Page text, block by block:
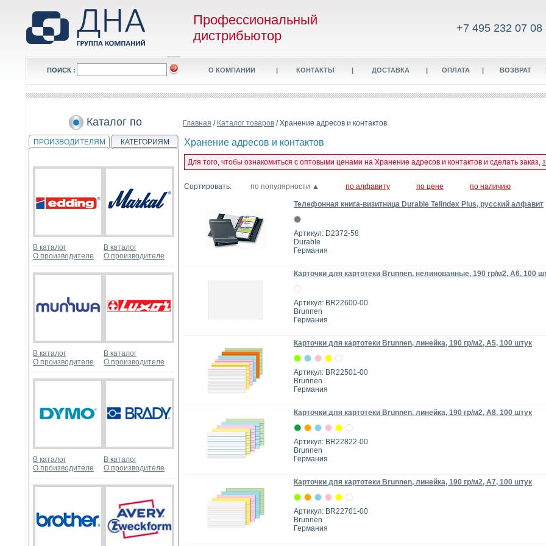
Профессиональный
дистрибьютор
+7 495 232 07 08
ПОИСК : О КОМПАНИИ | КОНТАКТЫ | ДОСТАВКА | ОПЛАТА | ВОЗВРАТ
Каталог по
ПРОИЗВОДИТЕЛЯМ КАТЕГОРИЯМ
В каталог
О производителе
В каталог
О производителе
В каталог
О производителе
В каталог
О производителе
В каталог
О производителе
В каталог
О производителе
Главная / Каталог товаров / Хранение адресов и контактов
Хранение адресов и контактов
Для того, чтобы ознакомиться с оптовыми ценами на Хранение адресов и контактов и сделать заказ,
Сортировать: по популярности ▲ по алфавиту по цене по наличию
Телефонная книга-визитница Durable Telindex Plus, русский алфавит
Артикул: D2372-58
Durable
Германия
Карточки для картотеки Brunnen, нелинованные, 190 гр/м2, А6, 100
Артикул: BR22600-00
Brunnen
Германия
Карточки для картотеки Brunnen, линейка, 190 гр/м2, А5, 100 штук
Артикул: BR22501-00
Brunnen
Германия
Карточки для картотеки Brunnen, линейка, 190 гр/м2, А8, 100 штук
Артикул: BR22822-00
Brunnen
Германия
Карточки для картотеки Brunnen, линейка, 190 гр/м2, А7, 100 штук
Артикул: BR22701-00
Brunnen
Германия